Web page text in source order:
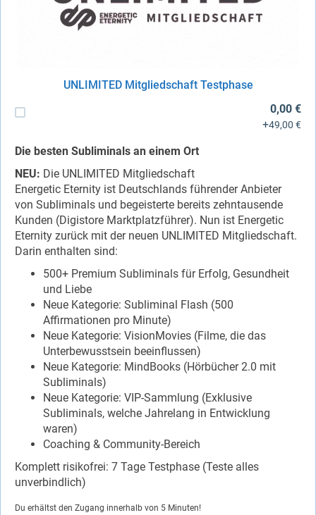
UNLIMITED Mitgliedschaft Testphase
0,00 €
+49,00 €
Die besten Subliminals an einem Ort
NEU: Die UNLIMITED Mitgliedschaft
Energetic Eternity ist Deutschlands führender Anbieter
von Subliminals und begeisterte bereits zehntausende
Kunden (Digistore Marktplatzführer). Nun ist Energetic
Eternity zurück mit der neuen UNLIMITED Mitgliedschaft.
Darin enthalten sind:
500+ Premium Subliminals für Erfolg, Gesundheit
und Liebe
Neue Kategorie: Subliminal Flash (500
Affirmationen pro Minute)
Neue Kategorie: VisionMovies (Filme, die das
Unterbewusstsein beeinflussen)
Neue Kategorie: MindBooks (Hörbücher 2.0 mit
Subliminals)
Neue Kategorie: VIP-Sammlung (Exklusive
Subliminals, welche Jahrelang in Entwicklung
waren)
Coaching & Community-Bereich
Komplett risikofrei: 7 Tage Testphase (Teste alles
unverbindlich)
Du erhältst den Zugang innerhalb von 5 Minuten!